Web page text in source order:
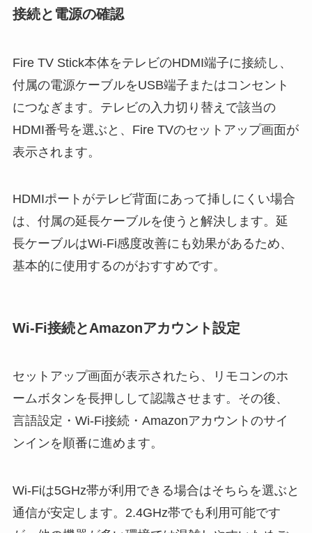
接続と電源の確認
Fire TV Stick本体をテレビのHDMI端子に接続し、
付属の電源ケーブルをUSB端子またはコンセント
につなぎます。テレビの入力切り替えで該当の
HDMI番号を選ぶと、Fire TVのセットアップ画面が
表示されます。
HDMIポートがテレビ背面にあって挿しにくい場合
は、付属の延長ケーブルを使うと解決します。延
長ケーブルはWi-Fi感度改善にも効果があるため、
基本的に使用するのがおすすめです。
Wi-Fi接続とAmazonアカウント設定
セットアップ画面が表示されたら、リモコンのホ
ームボタンを長押しして認識させます。その後、
言語設定・Wi-Fi接続・Amazonアカウントのサイ
ンインを順番に進めます。
Wi-Fiは5GHz帯が利用できる場合はそちらを選ぶと
通信が安定します。2.4GHz帯でも利用可能です